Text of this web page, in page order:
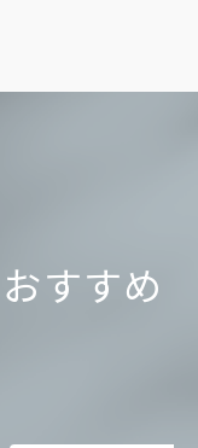
おすすめ